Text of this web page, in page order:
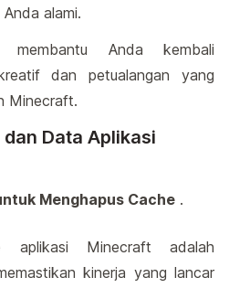
alami.
Anda kembali
dan petualangan yang
Minecraft.
Data Aplikasi
Menghapus Cache .
aplikasi Minecraft adalah
kinerja yang lancar